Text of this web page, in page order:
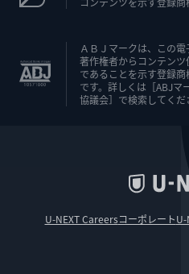
ＡＢＪマークは、この電
著作権者からコンテン
であることを示す登録商
です。詳しくは［ABJマ
協議会］で検索してくだ
U-NEXT Careersコーポレート